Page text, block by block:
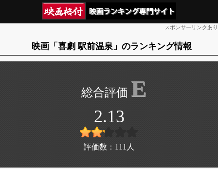
スポンサーリンクあり
映画「喜劇 駅前温泉」のランキング情報
E
2.13
評価数： 111 人